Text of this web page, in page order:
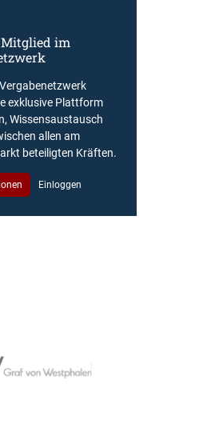
Mitglied im
exklusive Plattform
Wissensaustausch
allen am
beteiligten Kräften.
Einloggen